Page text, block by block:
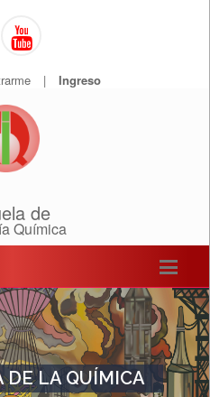
| Ingreso
de
Química
DE LA QUÍMICA